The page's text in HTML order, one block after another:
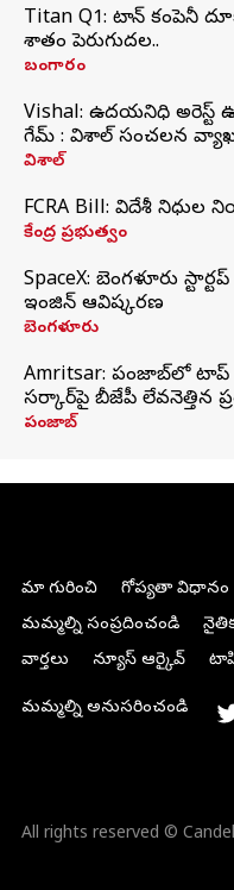
Titan Q1: టైటాన్ కంపెనీ
శాతం పెరుగుదల..
బంగారం
Vishal: ఉదయనిధి
గేమ్ : విశాల్ సంచలన
విశాల్
FCRA Bill: విదేశీ
కేంద్ర ప్రభుత్వం
SpaceX: బెంగళూరు
ఇంజిన్‌ ఆవిష్కరణ
బెంగళూరు
Amritsar: పంజాబ్‌లో
సర్కార్‌పై బీజేపీ లేవనెత్తిన
పంజాబ్
మా గురించి గోప్యతా విధానం
మమ్మల్ని సంప్రదించండి
వార్తలు
న్యూస్ ఆర్కైవ్
మమ్మల్ని అనుసరించండి
All rights reserved ©